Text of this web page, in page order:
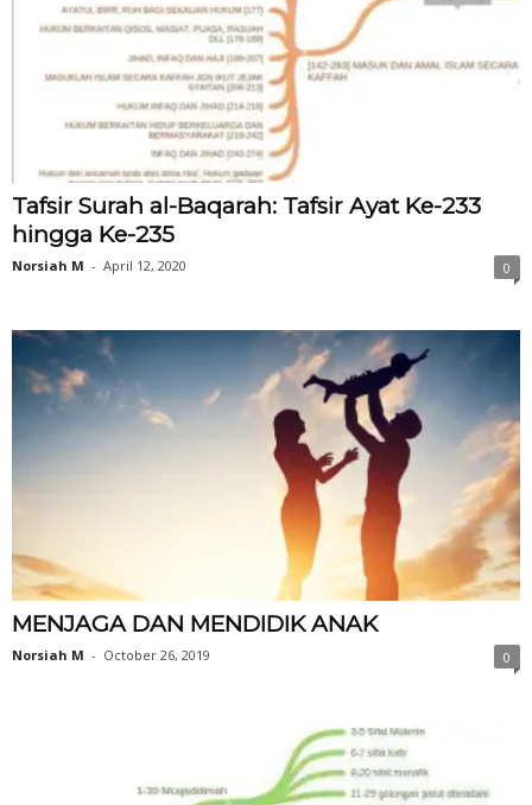
Tafsir Surah al-Baqarah: Tafsir Ayat Ke-233
hingga Ke-235
Norsiah M - April 12, 2020 0
MENJAGA DAN MENDIDIK ANAK
Norsiah M - October 26, 2019 0